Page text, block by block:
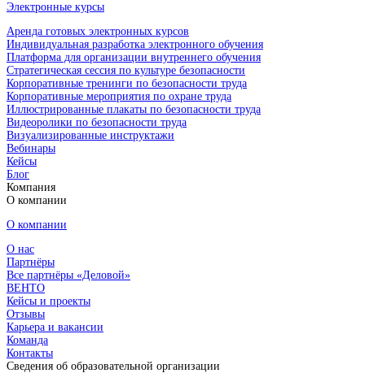
Электронные курсы
Аренда готовых электронных курсов
Индивидуальная разработка электронного обучения
Платформа для организации внутреннего обучения
Стратегическая сессия по культуре безопасности
Корпоративные тренинги по безопасности труда
Корпоративные мероприятия по охране труда
Иллюстрированные плакаты по безопасности труда
Видеоролики по безопасности труда
Визуализированные инструктажи
Вебинары
Кейсы
Блог
Компания
О компании
О компании
О нас
Партнёры
Все партнёры «Деловой»
ВЕНТО
Кейсы и проекты
Отзывы
Карьера и вакансии
Команда
Контакты
Сведения об образовательной организации